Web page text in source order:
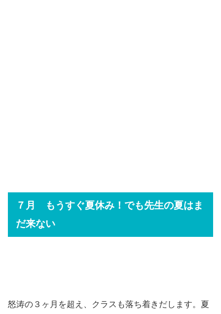
７月 もうすぐ夏休み！でも先生の夏はま
だ来ない
怒涛の３ヶ月を超え、クラスも落ち着きだします。夏